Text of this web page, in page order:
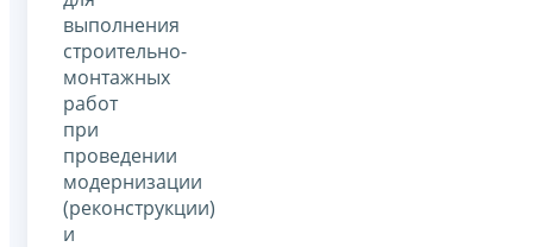
выполнения
строительно-
монтажных
работ
при
проведении
модернизации
(реконструкции)
и